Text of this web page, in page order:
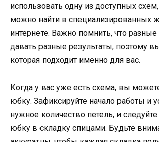
использовать одну из доступных
можно найти в специализированных
интернете. Важно помнить, что
давать разные результаты, поэтому
которая подходит именно для вас.
Когда у вас уже есть схема, вы
юбку. Зафиксируйте начало работы и
нужное количество петель, и
юбку в складку спицами. Будьте